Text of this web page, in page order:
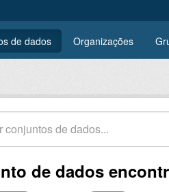
de dados Organizações
de dados